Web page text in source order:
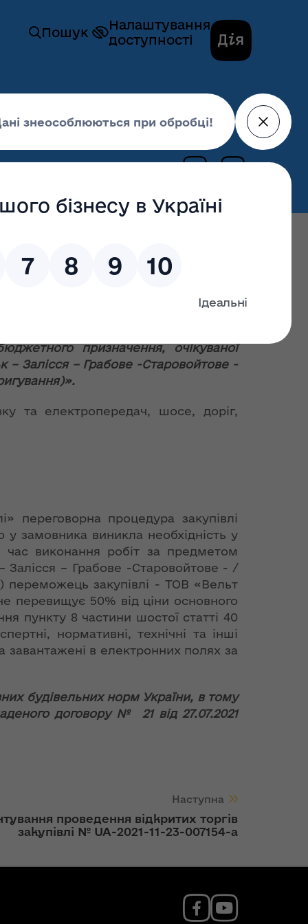
Пошук
Налаштування
доступності
26 листопада 2021,
2021-11-19-006458-a
призначення, очікуваної
– Залісся – Грабове -Старовойтове -
та електропередач, шосе, доріг,
переговорна процедура закупівлі
замовника виникла необхідність у
час виконання робіт за предметом
Залісся – Грабове -Старовойтове - /
переможець закупівлі - ТОВ «Вельт
перевищує 50% від ціни основного
пункту 8 частини шостої статті 40
нормативні, технічні та інші
в електронних полях за
будівельних норм України, в тому
договору № 21 від 27.07.2021
Наступна
проведення відкритих торгів
закупівлі № UA-2021-11-23-007154-a